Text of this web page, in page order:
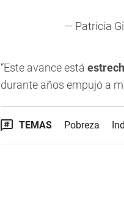
— Patricia
“Este avance está
durante años empujó a
TEMAS Pobreza